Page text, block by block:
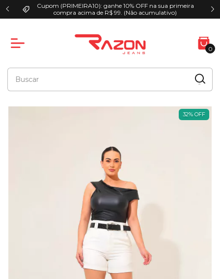
Cupom (PRIMEIRA10): ganhe 10% OFF na sua primeira
compra acima de R$ 99. (Não acumulativo)
0
32% OFF